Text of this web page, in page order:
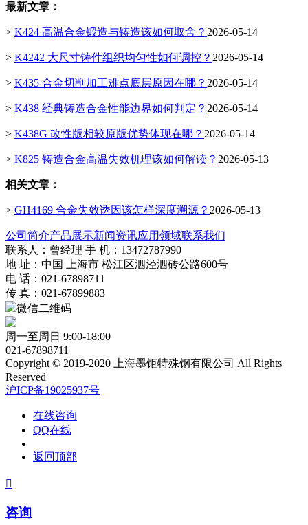
最新文章：
> K424 高温合金锻造与铸造该如何取舍？ 2026-05-14
> K4242 大尺寸铸件组织均匀性如何调控？ 2026-05-14
> K435 合金切削加工难点底层原因在哪？ 2026-05-14
> K438 经典铸造合金性能边界如何判定？ 2026-05-14
> K438G 改性版相较原版优势体现在哪？ 2026-05-14
> K825 铸造合金高温失效机理该如何解读？ 2026-05-13
相关文章：
> GH4169 合金失效诱因该怎样深度溯源？ 2026-05-13
公司简介产品展示新闻资讯应用领域联系我们
联系人：曾经理 手 机：13472787990
地 址：中国 上海市 松江区泗泾泗砖公路600号
电 话：021-67898711
传 真：021-67899883
微信二维码
周一至周日 9:00-18:00
021-67898711
Copyright © 2019-2020 上海墨钜特殊钢有限公司 All Rights
Reserved
沪ICP备19025937号
在线咨询
QQ在线
返回顶部

咨询